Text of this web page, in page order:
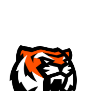
Амурские
Тигры